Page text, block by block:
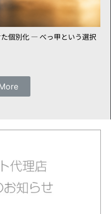
個別化 ― べっ甲という選択